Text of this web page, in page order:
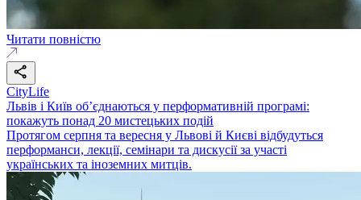
Читати повністю
CityLife
Львів і Київ об’єднаються у перформативній програмі:
покажуть понад 20 мистецьких подій
Протягом серпня та вересня у Львові й Києві відбудуться
перформанси, лекції, семінари та дискусії за участі
українських та іноземних митців.